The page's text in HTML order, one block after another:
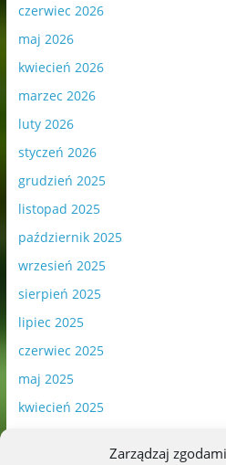
Zarządzaj
czerwiec 2026
maj 2026
kwiecień 2026
marzec 2026
luty 2026
styczeń 2026
grudzień 2025
listopad 2025
październik 2025
wrzesień 2025
sierpień 2025
lipiec 2025
czerwiec 2025
maj 2025
kwiecień 2025